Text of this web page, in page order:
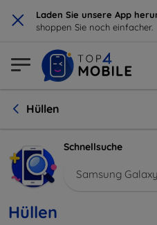
× Laden Sie unsere App
shoppen Sie noch einfacher.
Hüllen
Schnellsuche
Samsung
Hüllen